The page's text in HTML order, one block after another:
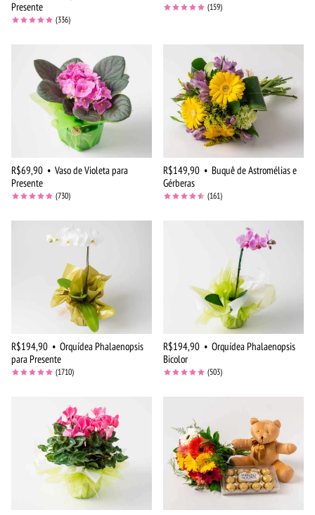
Presente
(336)
(159)
R$69,90 • Vaso de Violeta para
Presente
(730)
R$149,90 • Buquê de Astromélias e
Gérberas
(161)
R$194,90 • Orquídea Phalaenopsis
para Presente
(1710)
R$194,90 • Orquídea Phalaenopsis
Bicolor
(503)